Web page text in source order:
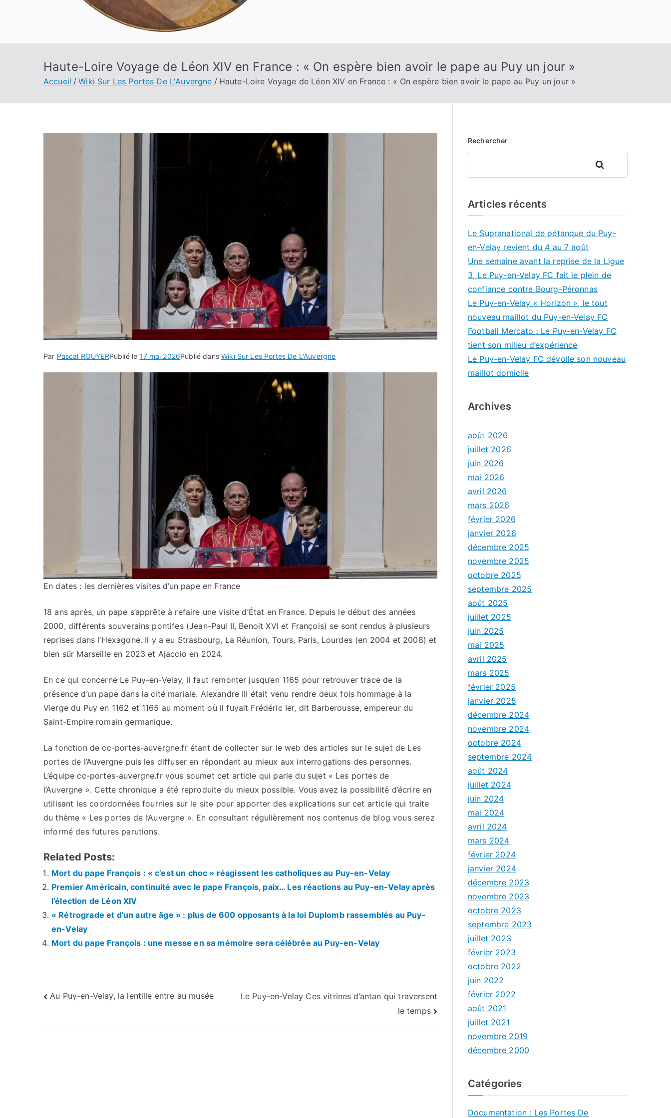
Haute-Loire Voyage de Léon XIV en France : « On espère bien avoir le pape au Puy un jour »
Accueil Wiki Sur Les Portes De L'Auvergne Haute-Loire Voyage de Léon XIV en France : « On espère bien avoir le pape au Puy un jour »
Par Pascal ROUYERPublié le17 mai 2026Publié dansWiki Sur Les Portes De L'Auvergne
En dates : les dernières visites d’un pape en France
18 ans après, un pape s’apprête à refaire une visite d’État en France. Depuis le début des années
2000, différents souverains pontifes (Jean-Paul II, Benoit XVI et François) se sont rendus à plusieurs
reprises dans l’Hexagone. Il y a eu Strasbourg, La Réunion, Tours, Paris, Lourdes (en 2004 et 2008) et
bien sûr Marseille en 2023 et Ajaccio en 2024.
En ce qui concerne Le Puy-en-Velay, il faut remonter jusqu’en 1165 pour retrouver trace de la
présence d’un pape dans la cité mariale. Alexandre III était venu rendre deux fois hommage à la
Vierge du Puy en 1162 et 1165 au moment où il fuyait Frédéric Ier, dit Barberousse, empereur du
Saint-Empire romain germanique.
La fonction de cc-portes-auvergne.fr étant de collecter sur le web des articles sur le sujet de Les
portes de l’Auvergne puis les diffuser en répondant au mieux aux interrogations des personnes.
L’équipe cc-portes-auvergne.fr vous soumet cet article qui parle du sujet « Les portes de
l’Auvergne ». Cette chronique a été reproduite du mieux possible. Vous avez la possibilité d’écrire en
utilisant les coordonnées fournies sur le site pour apporter des explications sur cet article qui traite
du thème « Les portes de l’Auvergne ». En consultant régulièrement nos contenus de blog vous serez
informé des futures parutions.
Related Posts:
Mort du pape François : « c’est un choc » réagissent les catholiques au Puy-en-Velay
Premier Américain, continuité avec le pape François, paix… Les réactions au Puy-en-Velay après
l’élection de Léon XIV
« Rétrograde et d’un autre âge » : plus de 600 opposants à la loi Duplomb rassemblés au Puy-
en-Velay
Mort du pape François : une messe en sa mémoire sera célébrée au Puy-en-Velay
Navigation
Au Puy-en-Velay, la lentille entre au musée
Le Puy-en-Velay Ces vitrines d’antan qui traversent
le temps
Rechercher
Rechercher
Articles récents
Le Supranational de pétanque du Puy-
en-Velay revient du 4 au 7 août
Une semaine avant la reprise de la Ligue
3, Le Puy-en-Velay FC fait le plein de
confiance contre Bourg-Péronnas
Le Puy-en-Velay « Horizon », le tout
nouveau maillot du Puy-en-Velay FC
Football Mercato : Le Puy-en-Velay FC
tient son milieu d’expérience
Le Puy-en-Velay FC dévoile son nouveau
maillot domicile
Archives
août 2026
juillet 2026
juin 2026
mai 2026
avril 2026
mars 2026
février 2026
janvier 2026
décembre 2025
novembre 2025
octobre 2025
septembre 2025
août 2025
juillet 2025
juin 2025
mai 2025
avril 2025
mars 2025
février 2025
janvier 2025
décembre 2024
novembre 2024
octobre 2024
septembre 2024
août 2024
juillet 2024
juin 2024
mai 2024
avril 2024
mars 2024
février 2024
janvier 2024
décembre 2023
novembre 2023
octobre 2023
septembre 2023
juillet 2023
février 2023
octobre 2022
juin 2022
février 2022
août 2021
juillet 2021
novembre 2019
décembre 2000
Catégories
Documentation : Les Portes De